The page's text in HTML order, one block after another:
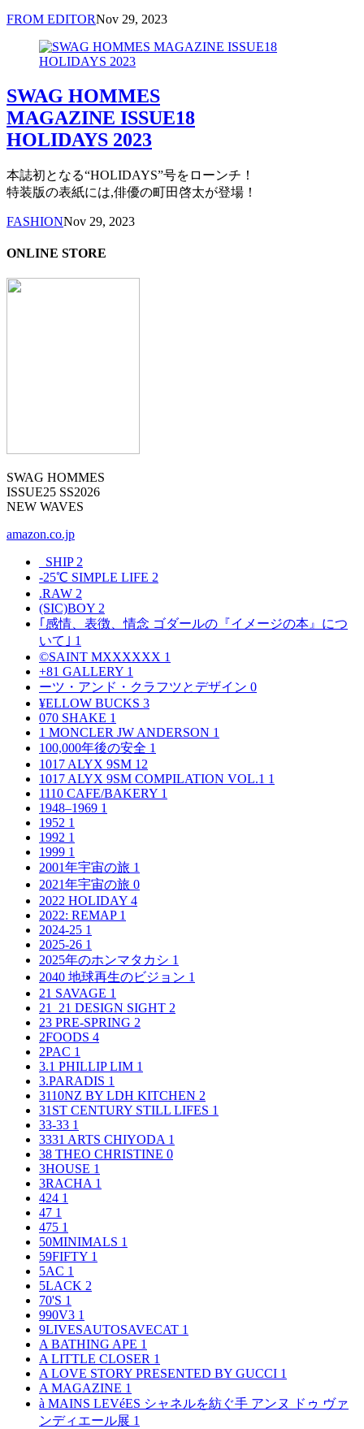
FROM EDITORNov 29, 2023
SWAG HOMMES
MAGAZINE ISSUE18
HOLIDAYS 2023
本誌初となる“HOLIDAYS”号をローンチ！
特装版の表紙には,俳優の町田啓太が登場！
FASHIONNov 29, 2023
ONLINE STORE
SWAG HOMMES
ISSUE25 SS2026
NEW WAVES
amazon.co.jp
_SHIP2
-25℃ SIMPLE LIFE 2
.RAW 2
(SIC)BOY 2
｢感情、表徴、情念 ゴダールの『イメージの本』につ
いて｣ 1
©SAINT MXXXXXX 1
+81 GALLERY 1
ーツ・アンド・クラフツとデザイン 0
¥ELLOW BUCKS 3
070 SHAKE 1
1 MONCLER JW ANDERSON 1
100,000年後の安全 1
1017 ALYX 9SM 12
1017 ALYX 9SM COMPILATION VOL.1 1
1110 CAFE/BAKERY 1
1948–1969 1
1952 1
1992 1
1999 1
2001年宇宙の旅 1
2021年宇宙の旅 0
2022 HOLIDAY 4
2022: REMAP 1
2024-25 1
2025-26 1
2025年のホンマタカシ 1
2040 地球再生のビジョン 1
21 SAVAGE 1
21_21 DESIGN SIGHT 2
23 PRE-SPRING 2
2FOODS 4
2PAC 1
3.1 PHILLIP LIM 1
3.PARADIS 1
3110NZ BY LDH KITCHEN 2
31ST CENTURY STILL LIFES 1
33-33 1
3331 ARTS CHIYODA 1
38 THEO CHRISTINE 0
3HOUSE 1
3RACHA 1
424 1
47 1
475 1
50MINIMALS 1
59FIFTY 1
5AC 1
5LACK 2
70'S 1
990V3 1
9LIVESAUTOSAVECAT 1
A BATHING APE 1
A LITTLE CLOSER 1
A LOVE STORY PRESENTED BY GUCCI 1
A MAGAZINE 1
à MAINS LEVéES シャネルを紡ぐ手 アンヌ ドゥ ヴァ
ンディエール展 1